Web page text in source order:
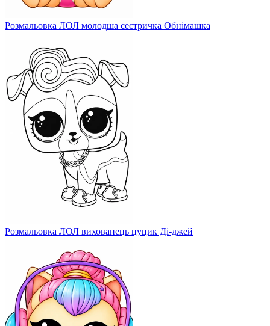
Розмальовка ЛОЛ молодша сестричка Обнімашка
Розмальовка ЛОЛ вихованець цуцик Ді-джей